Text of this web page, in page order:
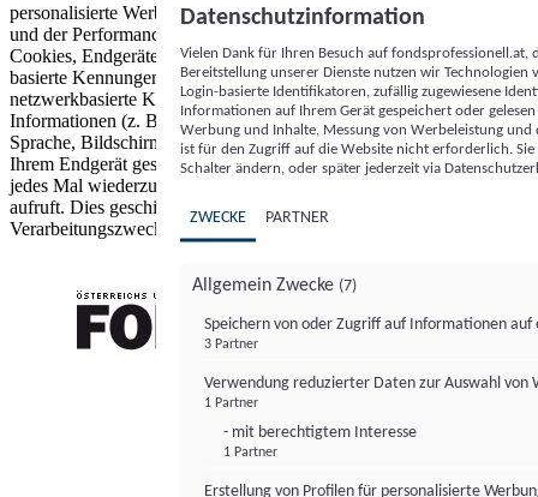
personalisierte Werbung und Inhalte, Messung von Werbeleistung
und der Performance von Inhalten sowie Zielgruppenforschung.
Cookies, Endgeräte- oder ähnliche Online-Kennungen (z. B. login-
basierte Kennungen, zufällig generierte Kennungen,
netzwerkbasierte Kennungen) können zusammen mit anderen
Informationen (z. B. Browsertyp und Browserinformationen,
Sprache, Bildschirmgröße, unterstützte Technologien usw.) auf
Ihrem Endgerät gespeichert oder von dort ausgelesen werden, um es
jedes Mal wiederzuerkennen, wenn es eine App oder einer Webseite
aufruft. Dies geschieht für einen oder mehrere der hier aufgeführten
Verarbeitungszwecke.
Datenschutzinformation
Vielen Dank für Ihren Besuch auf
Bereitstellung unserer Dienste nutzen wir Technologien
Login-basierte Identifikatoren, zufällig zugewiesene
Informationen auf Ihrem Gerät gespeichert oder
Werbung und Inhalte, Messung von Werbeleistung
ist für den Zugriff auf die Website nicht erforderlich.
Schalter ändern, oder später jederzeit via
ZWECKE PARTNER
Allgemein Zwecke (7)
Speichern von oder Zugriff auf Informationen auf
3 Partner
Verwendung reduzierter Daten zur Auswahl von
1 Partner
- mit berechtigtem Interesse
1 Partner
Erstellung von Profilen für personalisierte
FONDS professionell